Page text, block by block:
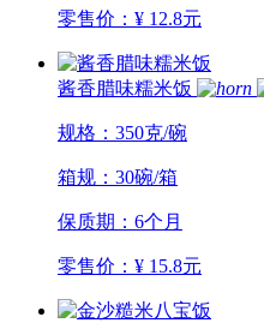
零售价：¥ 12.8元
酱香腊味糯米饭
规格：350克/碗
箱规：30碗/箱
保质期：6个月
零售价：¥ 15.8元